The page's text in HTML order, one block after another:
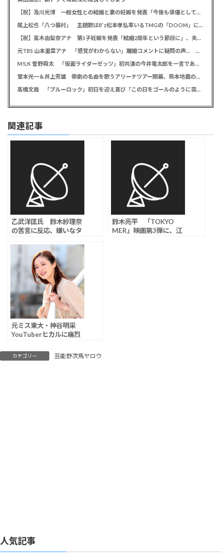
【祝】及川光博 一般女性との結婚と妻の妊娠を発表「今後も俳優としてミッチーとして精進」
尾上松也「八つ墓村」 主題歌はB’z松本孝弘率いるTMGの「DOOM」に決定、メインビジュアル＆本予告編も解禁
【祝】高木由梨奈アナ 第1子妊娠を発表「結婚2周年という節目に」、夫は岸田タツヤ
元TBS 山本里菜アナ 「感覚がわからない」離婚コメントに疑問の声… シャンパンタワーの超豪華式も結婚生活は4年半で終止符
M!LK 曽野舜太 「仮面ライダーゼッツ」初共演の今井竜太郎を一言であらわすと「大きいゴールデンレトリバー
堂本光一＆井上芳雄 帝劇の名曲を歌うアリーナツアー開幕、熊本地震の募金箱も設置「ステージから元気を届けられる形になれば」
高橋文哉 「ブルーロック」初日を迎え喜び「この日をゴールのように突っ走ってきた」
関連記事
乙武洋匡氏 鈴木紗理奈
の苦言に反応、嫌いなタ
「公共の電波で垂れ流
す、とんでもなく下劣で
すよ」
鈴木亮平 「TOKYO
MER」映画第3弾に、江
元ミス東大・神谷明采
YouTuberヒカルに痛烈
養無い人と一緒にいても
話が合わない」「本棚の
カテゴリー 芸能野次馬ヤロウ
人気記事